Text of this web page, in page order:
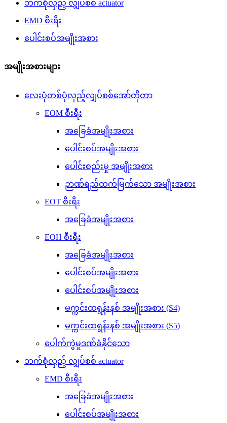
ဘက်စုံလှည့် လျှပ်စစ် actuator
EMD စီးရီး
ပေါင်းစပ်အမျိုးအစား
အမျိုးအစားများ
လေးပုံတစ်ပုံလှည့်လျှပ်စစ်အော်တိုတာ
EOM စီးရီး
အခြေခံအမျိုးအစား
ပေါင်းစပ်အမျိုးအစား
ပေါင်းစည်းမှု အမျိုးအစား
ဉာဏ်ရည်ထက်မြက်သော အမျိုးအစား
EOT စီးရီး
အခြေခံအမျိုးအစား
EOH စီးရီး
အခြေခံအမျိုးအစား
ပေါင်းစပ်အမျိုးအစား
ပေါင်းစပ်အမျိုးအစား
မက္ကင်းထရွန်းနစ် အမျိုးအစား (S4)
မက္ကင်းထရွန်းနစ် အမျိုးအစား (S5)
ပေါက်ကွဲမှုဒဏ်ခံနိုင်သော
ဘက်စုံလှည့် လျှပ်စစ် actuator
EMD စီးရီး
အခြေခံအမျိုးအစား
ပေါင်းစပ်အမျိုးအစား